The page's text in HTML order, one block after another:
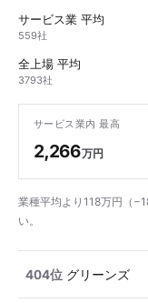
サービス業 平均
559社
全上場 平均
3793社
サービス業内 最高
2,266万円
業種平均より118万円（
い。
404位 グリーンズ